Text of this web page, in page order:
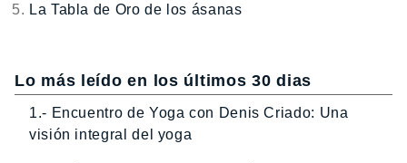
La Tabla de Oro de los ásanas
Lo más leído en los últimos 30 dias
1.- Encuentro de Yoga con Denis Criado: Una
visión integral del yoga